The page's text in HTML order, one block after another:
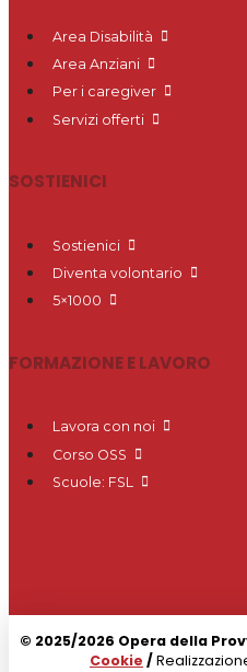
Area Disabilità
Area Anziani
Per i caregiver
Servizi offerti
SOSTIENICI
Sostienici
Diventa volontario
5×1000
FORMAZIONE E LAVORO
Lavora con noi
Corso OSS
Scuole: FSL
© 2025/2026 Opera della
Cookie /